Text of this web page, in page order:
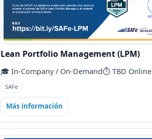
Lean Portfolio Management (LPM)
🎓 In‑Company / On‑Demand⏱️ TBD Online
SAFe
Más información